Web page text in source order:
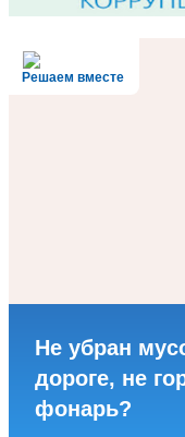
Решаем вместе
Не убран
дороге, не
фонарь?